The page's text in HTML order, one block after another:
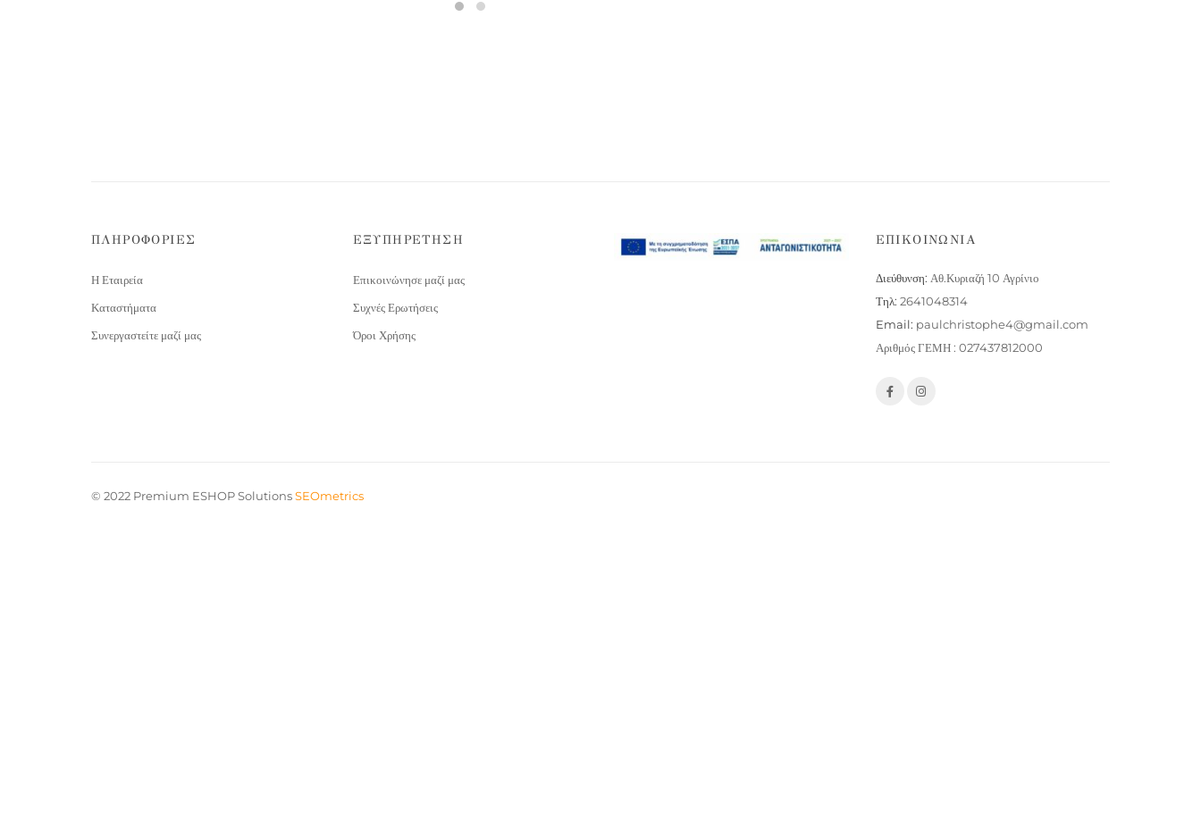
ΠΛΗΡΟΦΟΡΙΕΣ
Η Εταιρεία
Καταστήματα
Συνεργαστείτε μαζί μας
ΕΞΥΠΗΡΕΤΗΣΗ
Επικοινώνησε μαζί μας
Συχνές Ερωτήσεις
Όροι Χρήσης
ΕΠΙΚΟΙΝΩΝΙΑ
Διεύθυνση: Αθ.Κυριαζή 10 Αγρίνιο
Τηλ: 2641048314
Email: paulchristophe4@gmail.com
Αριθμός ΓΕΜΗ : 027437812000
© 2022 Premium ESHOP SolutionsSEOmetrics